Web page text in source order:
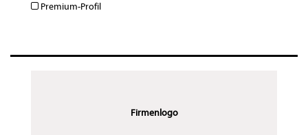
Premium-Profil
Firmenlogo